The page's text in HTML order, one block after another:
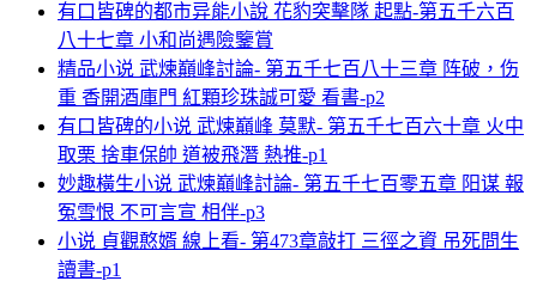
有口皆碑的都市异能小說 花豹突擊隊 起點-第五千六百
八十七章 小和尚遇險鑒賞
精品小说 武煉巔峰討論- 第五千七百八十三章 阵破，伤
重 香開酒庫門 紅顆珍珠誠可愛 看書-p2
有口皆碑的小说 武煉巔峰 莫默- 第五千七百六十章 火中
取栗 捨車保帥 道被飛潛 熱推-p1
妙趣橫生小说 武煉巔峰討論- 第五千七百零五章 阳谋 報
冤雪恨 不可言宣 相伴-p3
小说 貞觀憨婿 線上看- 第473章敲打 三徑之資 吊死問生
讀書-p1